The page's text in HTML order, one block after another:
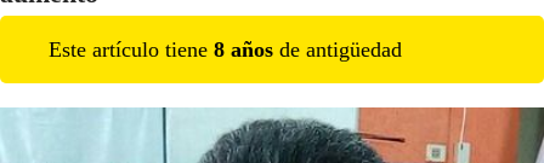
Este artículo tiene 8 años de antigüedad